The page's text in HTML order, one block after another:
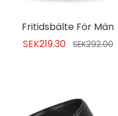
Fritidsbälte För Män
SEK219.30 SEK292.00